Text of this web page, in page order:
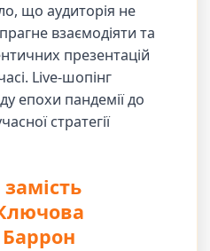
що аудиторія не
взаємодіяти та
презентацій
Live-шопінг
епохи пандемії до
стратегії